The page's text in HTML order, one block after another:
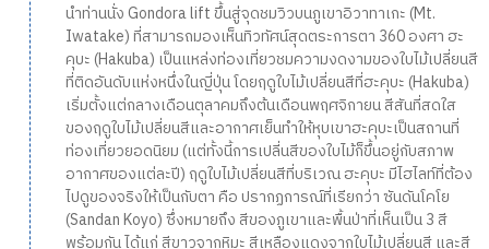
นำท่านนั่ง Gondora lift ขึ้นสู่จุดชมวิวบนภูเขาอิวาทาเกะ (Mt.
Iwatake) ที่สามารถมองเห็นทิวทัศน์สุดตระการตา 360 องศา ฮะ
คุบะ (Hakuba) เป็นแหล่งท่องเที่ยวชมความงดงามของใบไม้เปลี่ยนสี
ที่ติดอันดับแห่งหนึ่งในญี่ปุ่น โดยฤดูใบไม้เปลี่ยนสีที่ฮะคุบะ (Hakuba)
เริ่มตั้งแต่กลางเดือนตุลาคมถึงต้นเดือนพฤศจิกายน สีสันที่สดใส
ของฤดูใบไม้เปลี่ยนสีและอากาศเย็นทำให้หุบเขาฮะคุบะเป็นสถานที่
ท่องเที่ยวยอดนิยม (แต่ทั้งนี้การเปลี่นสีของใบไม้ก็ขึ้นอยู่กับสภาพ
อากาศของแต่ละปี) ฤดูใบไม้เปลี่ยนสีที่บริเวณ ฮะคุบะ มีไฮไลท์ที่ต้อง
ไปดูของจริงให้เป็นกับตา คือ ปรากฏการณ์ที่เรียกว่า ซันดันโคโย
(Sandan Koyo) ซึ่งหมายถึง สีของภูเขาและพื้นป่าที่เห็นเป็น 3 สี
พร้อมกัน ได้แก่ สีขาวจากหิมะ สีเหลืองแดงจากใบไม้เปลี่ยนสี และสี